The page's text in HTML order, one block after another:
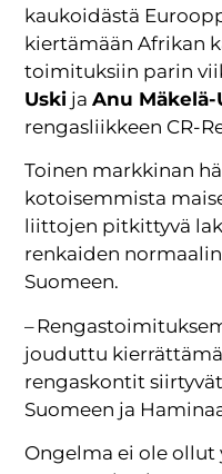
kaukoidästä
kiertämään Afrikan
toimituksiin parin
Uski jaAnu Mäkelä-
rengasliikkeen CR-
Toinen markkinan
kotoisemmista
liittojen pitkittyvä
renkaiden
Suomeen.
–
jouduttu
rengaskontit
Suomeen ja
Ongelma ei ole ollut